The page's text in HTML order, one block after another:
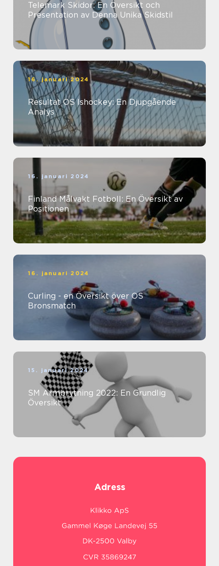
Telemark Skidor: En Översikt och
Presentation av Denna Unika Skidstil
16. januari 2024
Resultat OS Ishockey: En Djupgående
Analys
16. januari 2024
Finland Målvakt Fotboll: En Översikt av
Positionen
16. januari 2024
Curling - en Översikt över OS
Bronsmatch
15. januari 2024
SM Armbrytning 2022: En Grundlig
Översikt
Adress